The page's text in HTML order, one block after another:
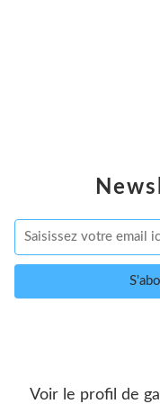
Voir le profil de